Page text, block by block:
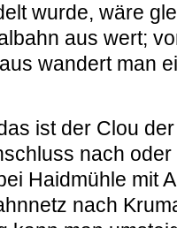
wurde, wäre
aus wert;
wandert man
ist der Clou
nach
Haidmühle mit
nach